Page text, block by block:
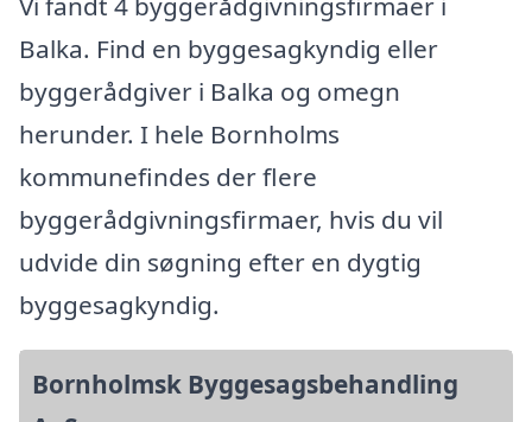
Balka. Find en byggesagkyndig eller
byggerådgiver i Balka og omegn
herunder. I hele Bornholms
kommunefindes der flere
byggerådgivningsfirmaer, hvis du vil
udvide din søgning efter en dygtig
byggesagkyndig.
Bornholmsk Byggesagsbehandling